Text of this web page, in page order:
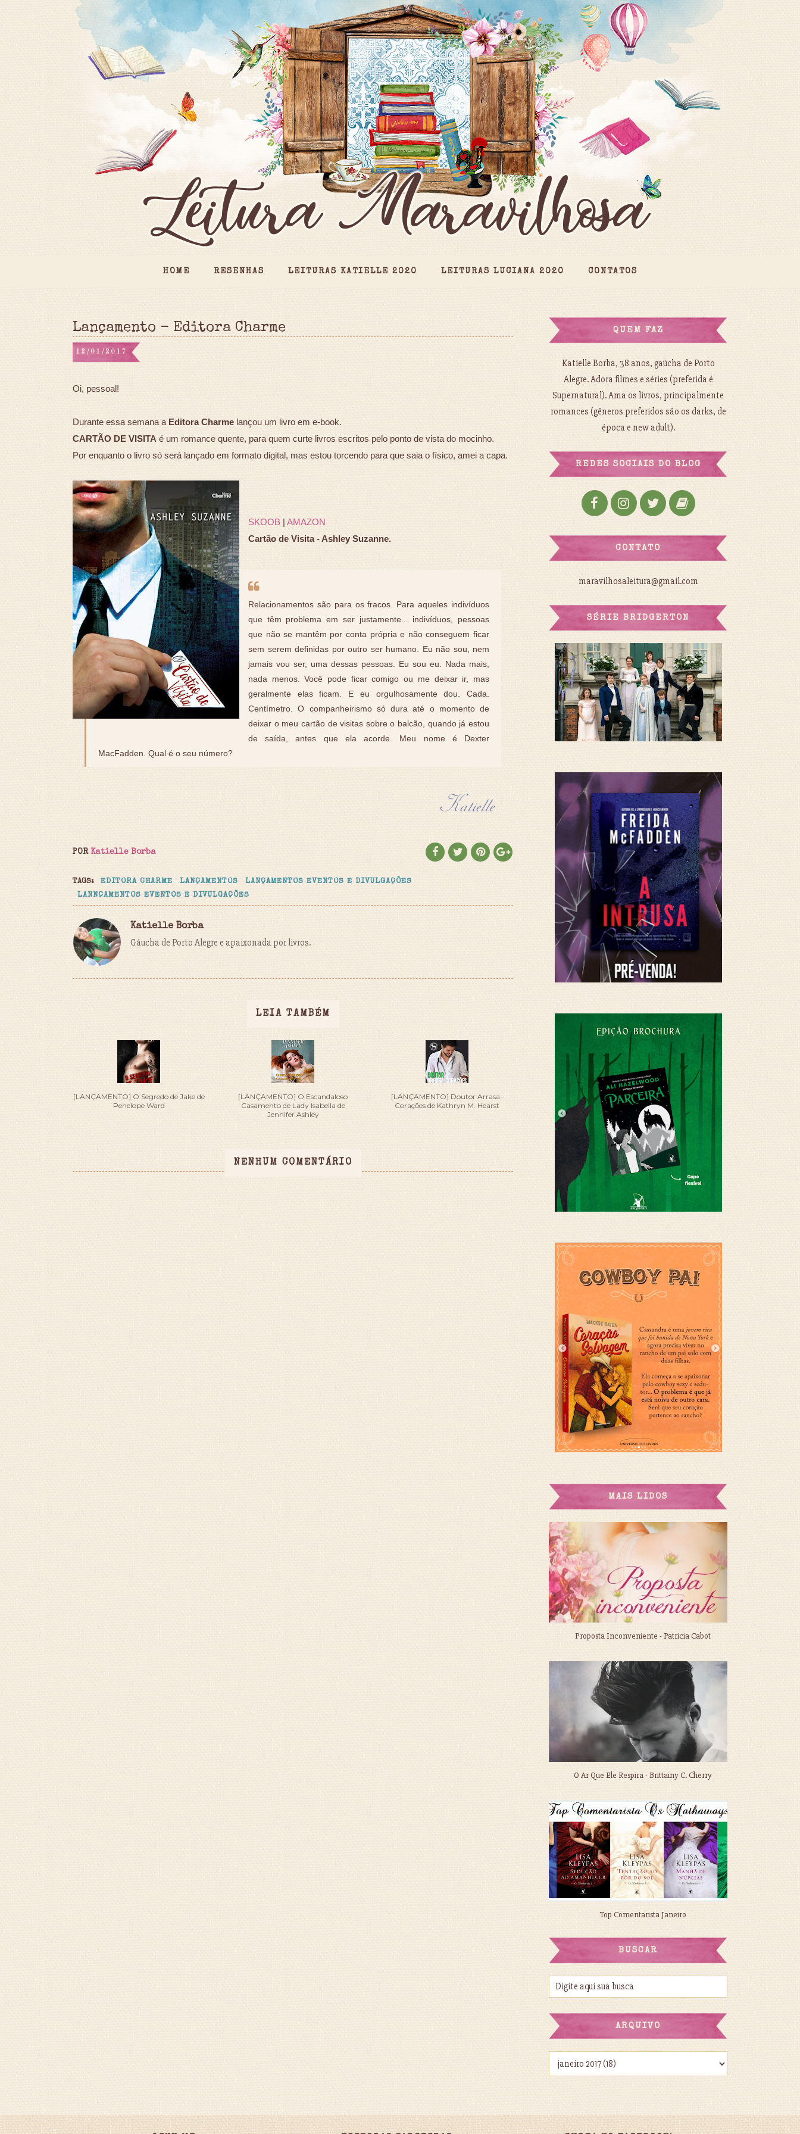
HOME RESENHAS LEITURAS KATIELLE 2020 LEITURAS LUCIANA 2020 CONTATOS
Lançamento - Editora Charme
12/01/2017
Oi, pessoal!
Durante essa semana a Editora Charme lançou um livro em e-book.
CARTÃO DE VISITA é um romance quente, para quem curte livros escritos pelo ponto de vista do mocinho.
Por enquanto o livro só será lançado em formato digital, mas estou torcendo para que saia o físico, amei a capa.
SKOOB| AMAZON
Cartão de Visita - Ashley Suzanne.
Relacionamentos são para os fracos. Para aqueles indivíduos
que têm problema em ser justamente... indivíduos, pessoas
que não se mantêm por conta própria e não conseguem ficar
sem serem definidas por outro ser humano. Eu não sou, nem
jamais vou ser, uma dessas pessoas. Eu sou eu. Nada mais,
nada menos. Você pode ficar comigo ou me deixar ir, mas
geralmente elas ficam. E eu orgulhosamente dou. Cada.
Centímetro. O companheirismo só dura até o momento de
deixar o meu cartão de visitas sobre o balcão, quando já estou
de saída, antes que ela acorde. Meu nome é Dexter
MacFadden. Qual é o seu número?
POR Katielle Borba
TAGS: EDITORA CHARME LANÇAMENTOS
LANÇAMENTOS EVENTOS E DIVULGAÇÕES
LANNÇAMENTOS EVENTOS E DIVULGAÇÕES
Katielle Borba
Gáucha de Porto Alegre e apaixonada por livros.
LEIA TAMBÉM
[LANÇAMENTO] O Segredo de Jake de
Penelope Ward
[LANÇAMENTO] O Escandaloso
Casamento de Lady Isabella de
Jennifer Ashley
[LANÇAMENTO] Doutor Arrasa-
Corações de Kathryn M. Hearst
NENHUM COMENTÁRIO
QUEM FAZ
Katielle Borba, 38 anos, gaúcha de Porto
Alegre. Adora filmes e séries (preferida é
Supernatural). Ama os livros, principalmente
romances (gêneros preferidos são os darks, de
época e new adult).
REDES SOCIAIS DO BLOG
CONTATO
maravilhosaleitura@gmail.com
SÉRIE BRIDGERTON
MAIS LIDOS
Proposta Inconveniente - Patricia Cabot
O Ar Que Ele Respira - Brittainy C. Cherry
Top Comentarista Janeiro
BUSCAR
ARQUIVO